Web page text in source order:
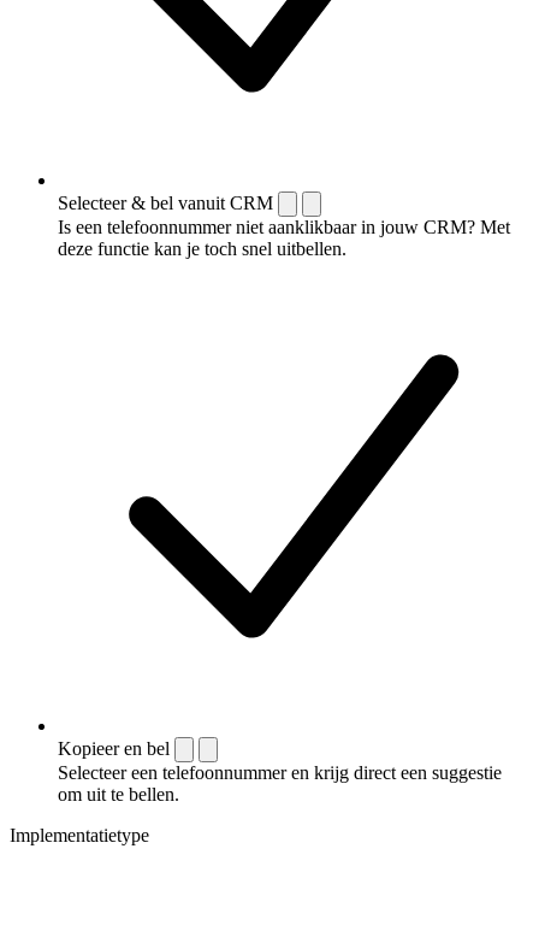
Selecteer & bel vanuit CRM
Is een telefoonnummer niet aanklikbaar in jouw CRM? Met
deze functie kan je toch snel uitbellen.
Kopieer en bel
Selecteer een telefoonnummer en krijg direct een suggestie
om uit te bellen.
Implementatietype